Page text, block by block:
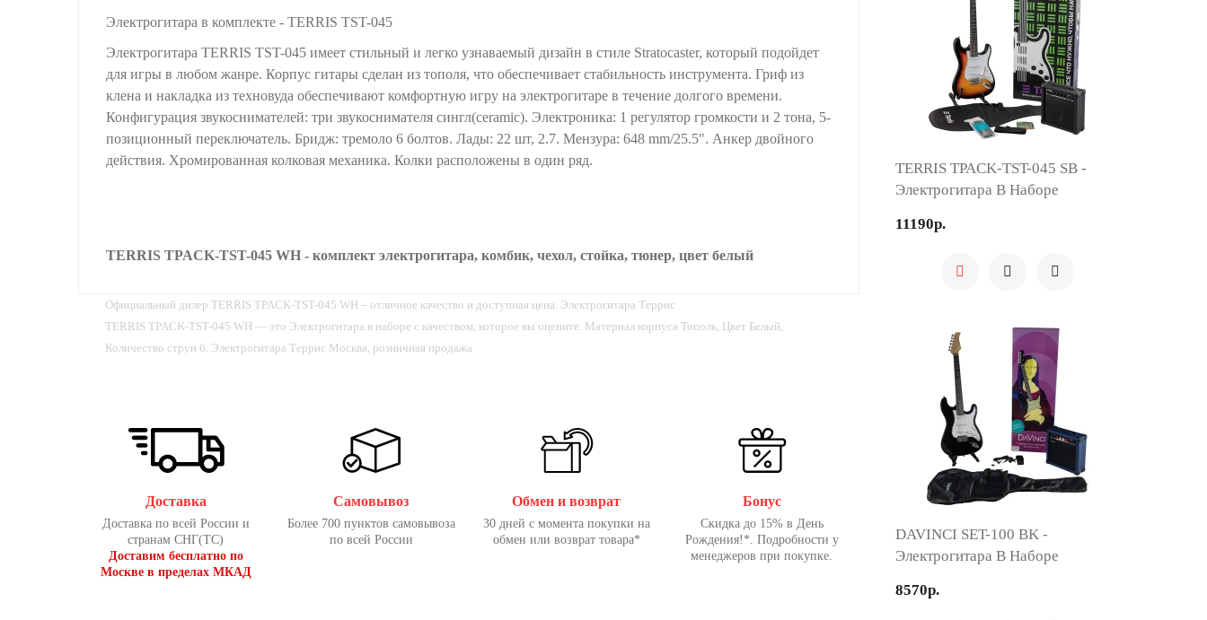
Элeктpoгитaрa в комплекте - TERRIS TST-045
Электрогитара TERRIS TST-045 имеет стильный и легко узнаваемый дизайн в стиле Stratocaster, который подойдет
для игры в любом жанре. Корпус гитары сделан из тополя, что обеспечивает стабильность инструмента. Гриф из
клена и накладка из техновуда обеспечивают комфортную игру на электрогитаре в течение долгого времени.
Конфигурация звукоснимателей: три звукоснимателя сингл(ceramic). Электроника: 1 регулятор громкости и 2 тона, 5-
позиционный переключатель. Бридж: тремоло 6 болтов. Лады: 22 шт, 2.7. Мензура: 648 mm/25.5". Анкер двойного
действия. Хромированная колковая механика. Колки расположены в один ряд.
TERRIS TPACK-TST-045 WH - комплект электрогитара, комбик, чехол, стойка, тюнер, цвет белый
Официальный дилер TERRIS TPACK-TST-045 WH – отличное качество и доступная цена. Электрогитара Террис
TERRIS TPACK-TST-045 WH — это Электрогитара в наборе с качеством, которое вы оцените. Материал корпуса Тополь, Цвет Белый,
Количество струн 6. Электрогитара Террис Москва, розничная продажа
Доставка
Доставка по всей России и
странам СНГ(ТС)
Доставим бесплатно по
Москве в пределах МКАД
Самовывоз
Более 700 пунктов самовывоза
по всей России
Обмен и возврат
30 дней с момента покупки на
обмен или возврат товара*
Бонус
Скидка до 15% в День
Рождения!*. Подробности у
менеджеров при покупке.
TERRIS TPACK-TST-045 SB -
Электрогитара В Наборе
11190р.
DAVINCI SET-100 BK -
Электрогитара В Наборе
8570р.